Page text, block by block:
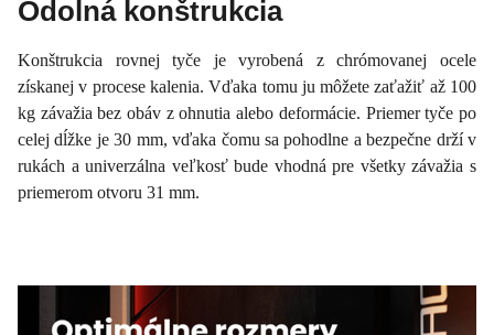
Odolná konštrukcia
Konštrukcia rovnej tyče je vyrobená z chrómovanej ocele
získanej v procese kalenia. Vďaka tomu ju môžete zaťažiť až 100
kg závažia bez obáv z ohnutia alebo deformácie. Priemer tyče po
celej dĺžke je 30 mm, vďaka čomu sa pohodlne a bezpečne drží v
rukách a univerzálna veľkosť bude vhodná pre všetky závažia s
priemerom otvoru 31 mm.